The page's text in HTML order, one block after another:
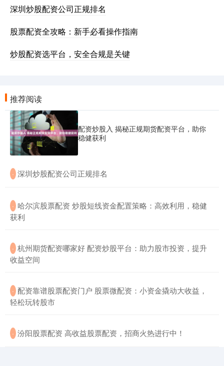
深圳炒股配资公司正规排名
股票配资全攻略：新手必看操作指南
炒股配资选平台，安全合规是关键
推荐阅读
配资炒股入 揭秘正规期货配资平台，助你
稳健获利
· ​深圳炒股配资公司正规排名
· ​哈尔滨股票配资 炒股短线资金配置策略：高效利用，稳健
获利
· ​杭州期货配资哪家好 配资炒股平台：助力股市投资，提升
收益空间
· ​配资靠谱股票配资门户 股票微配资：小资金撬动大收益，
轻松玩转股市
· ​汾阳股票配资 高收益股票配资，招商火热进行中！